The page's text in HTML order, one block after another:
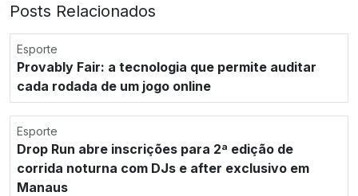
Posts Relacionados
Esporte
Provably Fair: a tecnologia que permite auditar
cada rodada de um jogo online
Esporte
Drop Run abre inscrições para 2ª edição de
corrida noturna com DJs e after exclusivo em
Manaus